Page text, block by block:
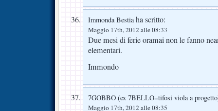
Immonda Bestiaha scritto:
Maggio 17th, 2012 alle 08:33
Due mesi di ferie oramai non le fanno
elementari.
Immondo
7GOBBO (ex 7BELLO=tifosi viola a
Maggio 17th, 2012 alle 08:35